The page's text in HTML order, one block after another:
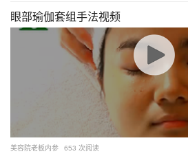
眼部瑜伽套组手法视频
美容院老板内参 653 次阅读